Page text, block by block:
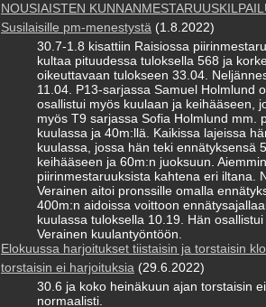
NOUSIAISTEN
Susilaisille pm-menestystä (1.8.2022)
30.7-1.8 kisattiin Raisiossa
kultaa pituudessa tuloksella 568 ja
oikeuttavaan tulokseen 33.04.
11.04. P13-sarjassa Samuel Holmlund
osallistui myös kuulaan ja keihääseen,
myös T9 sarjassa Sofia Holmlund mm.
kuulassa ja 40m:llä. Kaikissa lajeissa
kuulassa, jossa hän teki ennätyksensä
keihääseen ja 60m:n juoksuun.
piirinmestaruuksista kahtena eri iltana.
Verainen aitoi pronssille omalla
400m:n aidoissa voittoon
kuulassa tuloksella 10.19. Hän
Verainen kuulantyöntöön.
Elokuussa harjoitukset tiistaisin ja torstaisin
torstaisin ei harjoituksia (29.6.2022)
30.6 ja koko heinäkuun ajan torstaisin
normaalisti.